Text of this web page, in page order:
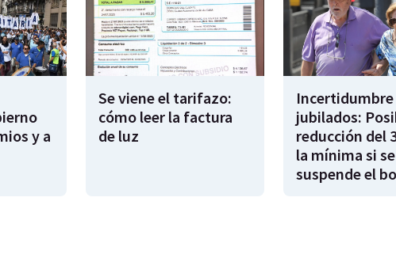
y a
Se viene el tarifazo:
cómo leer la factura
de luz
Incertidumbre
jubilados:
reducción del
la mínima si se
suspende el